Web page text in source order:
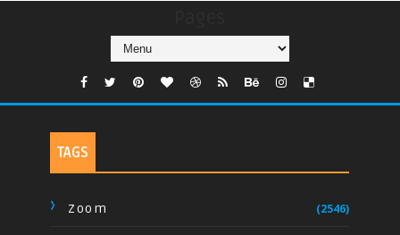
TAGS
Zoom (2546)